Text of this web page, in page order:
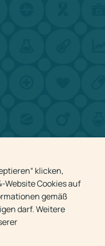
klicken,
Website Cookies auf
gemäß
darf. Weitere